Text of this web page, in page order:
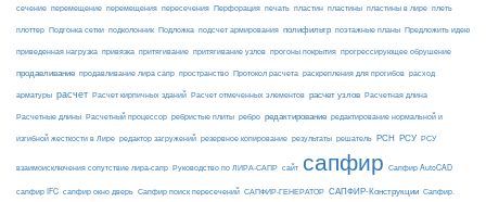
сечение перемещение перемещения пересечения Перфорация печать пластин пластины пластины в лире плеть
плоттер Подгонка сетки подколонник Подложка подсчет армирования полифильтр поэтажные планы Предложить идею
приведенная нагрузка привязка притягивание притягивание узлов прогоны покрытия прогрессирующее обрушение
продавливание продавливание лира сапр пространство Протокол расчета раскрепления для прогибов расход
арматуры расчет Расчет кирпичных зданий Расчет отмеченных элементов расчет узлов Расчетная длина
Расчетные длины Расчетный процессор ребристые плиты ребро редактирование редактирование нормальной и
изгибной жесткости в Лире редактор загружений резервное копирование результаты решатель РСН РСУ РСУ
взаимоисключения сопутствие лира-сапр Руководство по ЛИРА-САПР сайт сапфир Сапфир AutoCAD
сапфир IFC сапфир окно дверь Сапфир поиск пересечений САПФИР-ГЕНЕРАТОР САПФИР-Конструкции Сапфир.